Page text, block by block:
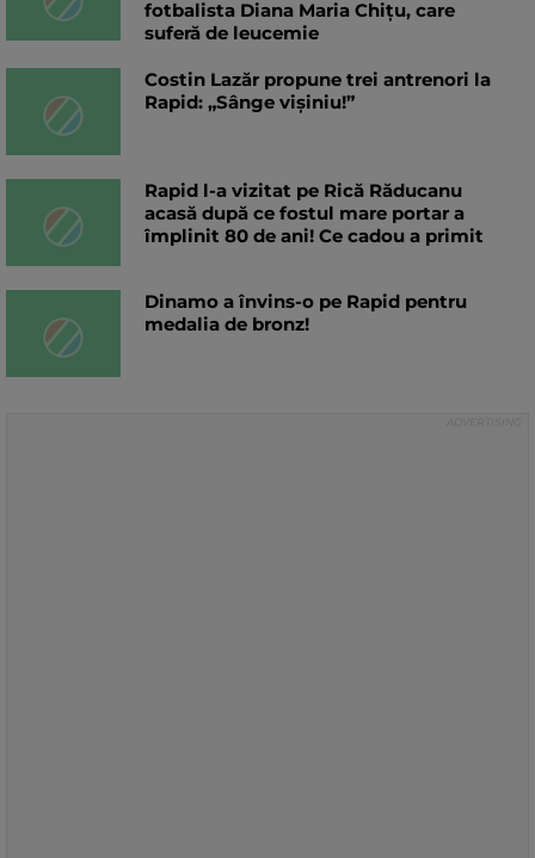
fotbalista Diana Maria Chițu, care
suferă de leucemie
Costin Lazăr propune trei antrenori la
Rapid: „Sânge vișiniu!”
Rapid l-a vizitat pe Rică Răducanu
acasă după ce fostul mare portar a
împlinit 80 de ani! Ce cadou a primit
Dinamo a învins-o pe Rapid pentru
medalia de bronz!